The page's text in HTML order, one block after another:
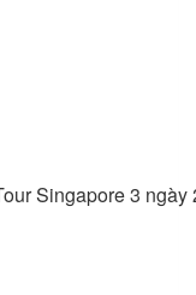
Singapore 3 ngày